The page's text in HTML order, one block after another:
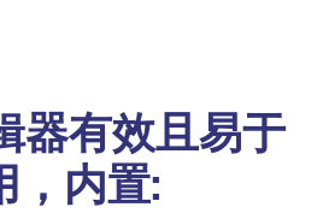
器有效且易于
，内置: